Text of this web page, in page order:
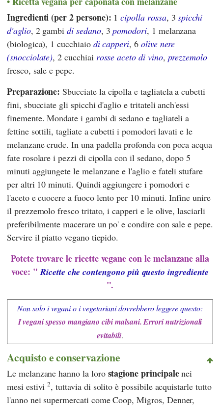
Ingredienti (per 2 persone): 1cipolla rossa, 3spicchi
d'aglio, 2 gambidi sedano, 3pomodori, 1 melanzana
(biologica), 1 cucchiaio di capperi, 6 olive nere
(snocciolate), 2 cucchiai rosse aceto di vino, prezzemolo
fresco, sale e pepe.
Preparazione: Sbucciate la cipolla e tagliatela a cubetti
fini, sbucciate gli spicchi d'aglio e tritateli anch'essi
finemente. Mondate i gambi di sedano e tagliateli a
fettine sottili, tagliate a cubetti i pomodori lavati e le
melanzane crude. In una padella profonda con poca acqua
fate rosolare i pezzi di cipolla con il sedano, dopo 5
minuti aggiungete le melanzane e l'aglio e fateli stufare
per altri 10 minuti. Quindi aggiungere i pomodori e
l'aceto e cuocere a fuoco lento per 10 minuti. Infine unire
il prezzemolo fresco tritato, i capperi e le olive, lasciarli
preferibilmente macerare un po' e condire con sale e pepe.
Servire il piatto vegano tiepido.
Potete trovare le ricette vegane con le melanzane alla
voce: "Ricette che contengono più questo ingrediente
".
Non solo i vegani o i vegetariani dovrebbero leggere questo:
I vegani spesso mangiano cibi malsani. Errori nutrizionali
evitabili.
Acquisto e conservazione
Le melanzane hanno la loro stagione principalenei
mesi estivi2, tuttavia di solito è possibile acquistarle tutto
l'anno nei supermercati comeCoop,Migros, Denner,